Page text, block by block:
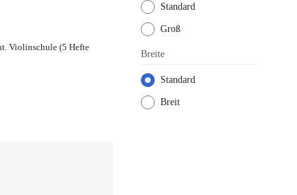
Standard
Groß
Breite
Standard
Breit
Violinschule (5 Hefte